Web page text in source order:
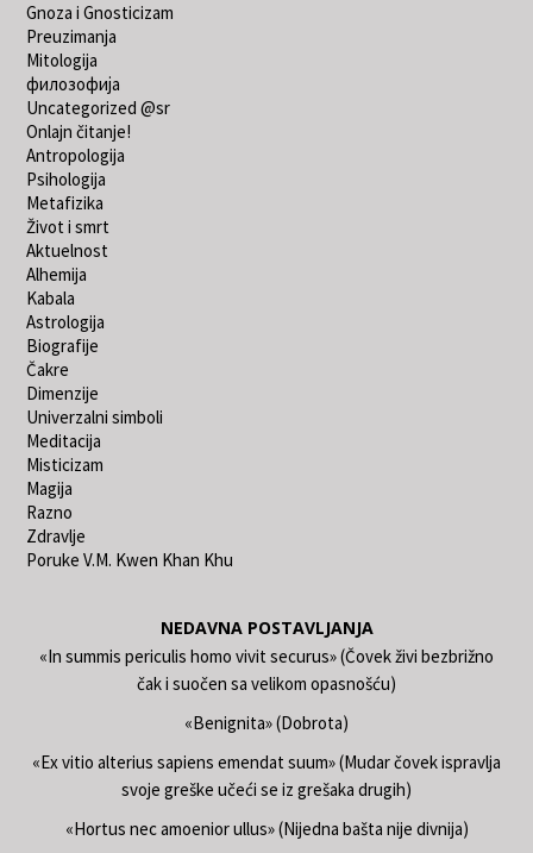
Gnoza i Gnosticizam
Preuzimanja
Mitologija
филозофија
Uncategorized @sr
Onlajn čitanje!
Antropologija
Psihologija
Metafizika
Život i smrt
Aktuelnost
Alhemija
Kabala
Astrologija
Biografije
Čakre
Dimenzije
Univerzalni simboli
Meditacija
Misticizam
Magija
Razno
Zdravlje
Poruke V.M. Kwen Khan Khu
NEDAVNA POSTAVLJANJA
«In summis periculis homo vivit securus» (Čovek živi bezbrižno
čak i suočen sa velikom opasnošću)
«Benignita» (Dobrota)
«Ex vitio alterius sapiens emendat suum» (Mudar čovek ispravlja
svoje greške učeći se iz grešaka drugih)
«Hortus nec amoenior ullus» (Nijedna bašta nije divnija)